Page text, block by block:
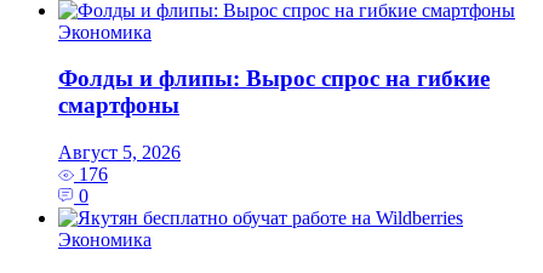
Экономика
Фолды и флипы: Вырос спрос на гибкие
смартфоны
Август 5, 2026
176
0
Экономика